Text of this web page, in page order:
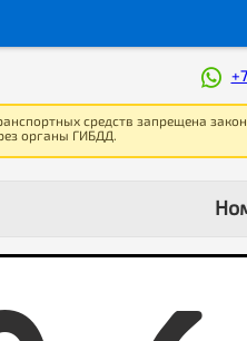
средств запрещена
органы ГИБДД.